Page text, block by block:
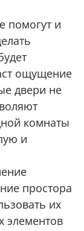
помогут и
ощущение
двери не
комнаты
и
простора
их
элементов